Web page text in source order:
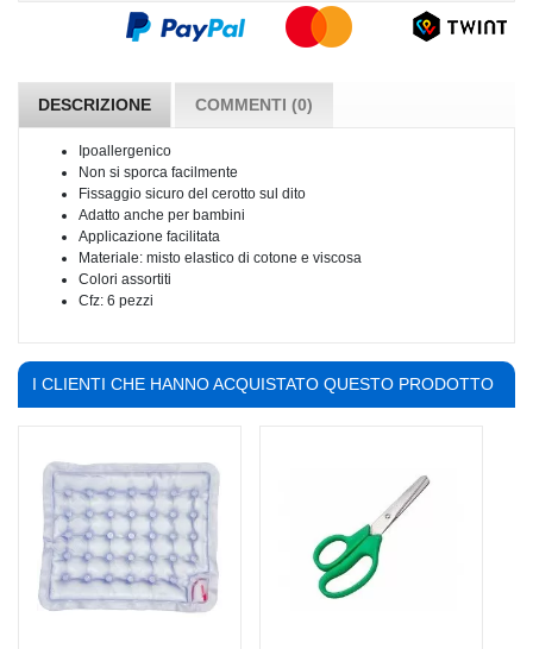
DESCRIZIONE COMMENTI (0)
Ipoallergenico
Non si sporca facilmente
Fissaggio sicuro del cerotto sul dito
Adatto anche per bambini
Applicazione facilitata
Materiale: misto elastico di cotone e viscosa
Colori assortiti
Cfz: 6 pezzi
I CLIENTI CHE HANNO ACQUISTATO QUESTO PRODOTTO